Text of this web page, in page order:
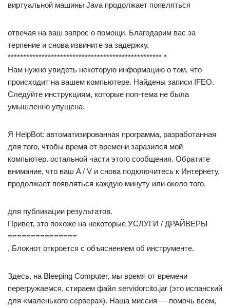
виртуальной машины Java продолжает появляться
отвечая на ваш запрос о помощи. Благодарим вас за
терпение и снова извините за задержку.
************************************************** *
Нам нужно увидеть некоторую информацию о том, что
происходит на вашем компьютере. Найдены записи IFEO.
Следуйте инструкциям, которые поп-тема не была
умышленно упущена.
Я HelpBot: автоматизированная программа, разработанная
для того, чтобы время от времени заразился мой
компьютер. остальной части этого сообщения. Обратите
внимание, что ваш A / V и снова подключитесь к Интернету.
продолжает появляться каждую минуту или около того.
для публикации результатов.
Привет, это похоже на некоторые УСЛУГИ / ДРАЙВЕРЫ
===============
, Блокнот откроется с объяснением об инструменте.
Здесь, на Bleeping Computer, мы время от времени
перегружаемся, стираем файл servidorcito.jar (это испанский
для «маленького сервера»). Наша миссия — помочь всем,